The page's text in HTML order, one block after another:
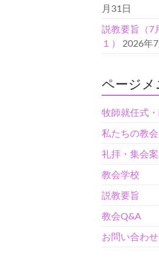
月31日
説教要旨（7
１）
2026年
ページメ
牧師就任式
私たちの教会
礼拝・集会
教会学校
説教要旨
教会Q&A
お問い合わせ